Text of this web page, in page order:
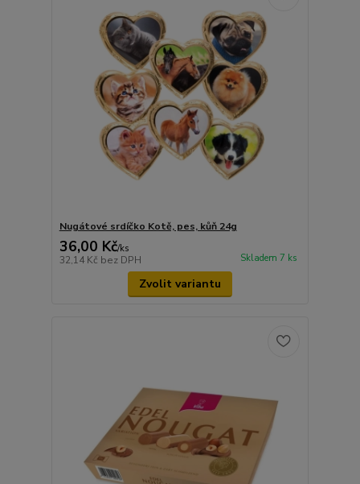
Nugátové srdíčko Kotě, pes, kůň 24g
36,00 Kč/ks
32,14 Kč bez DPH Skladem 7 ks
Zvolit variantu